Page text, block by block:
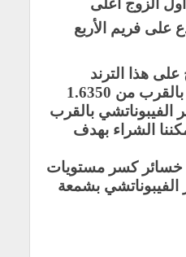
على فريم الأربع
على هذا الترند
الصاعد قبل أي صعود بالقرب من 1.6350
الفيبوناتشي بالقرب
الشراء بهدف
كسر مستويات
الفيبوناتشي بشمعة